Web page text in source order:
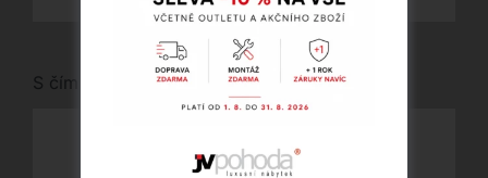
S čím vám můžeme pomoci?